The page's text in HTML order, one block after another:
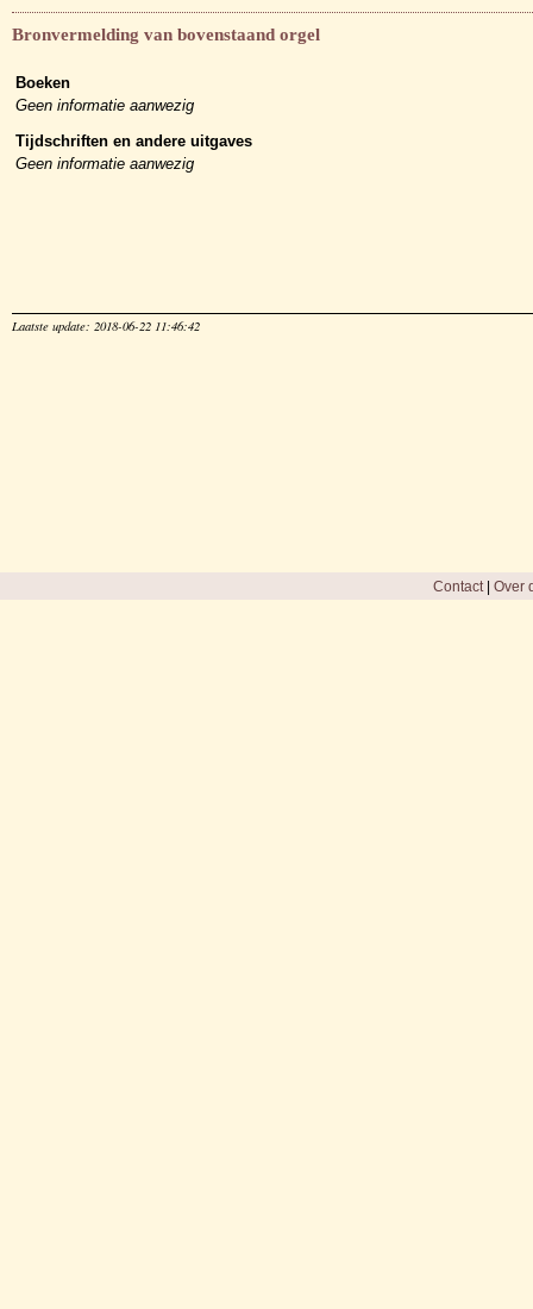
Bronvermelding van bovenstaand orgel
Boeken
Geen informatie aanwezig
Tijdschriften en andere uitgaves
Geen informatie aanwezig
Laatste update: 2018-06-22 11:46:42
Contact| Over